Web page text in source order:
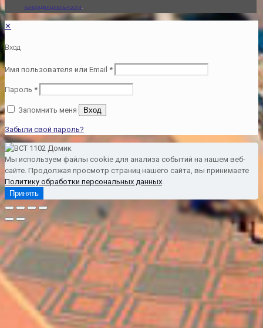
конфиденциальности .
✕
Вход
Имя пользователя или Email *
Пароль *
Запомнить меня Вход
Забыли свой пароль?
Мы используем файлы cookie для анализа событий на нашем веб-
сайте. Продолжая просмотр страниц нашего сайта, вы принимаете
Политику обработки персональных данных
Принять